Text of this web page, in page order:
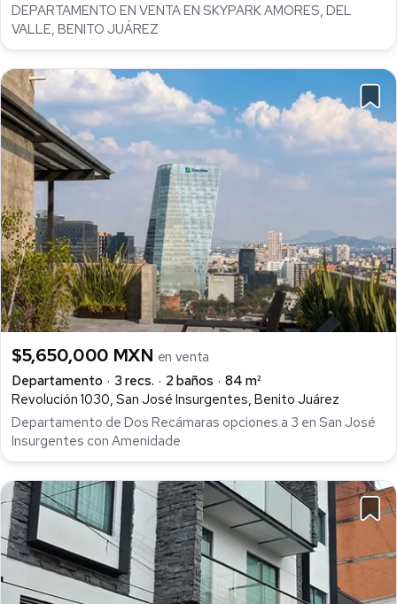
DEPARTAMENTO EN VENTA EN SKYPARK AMORES, DEL
VALLE, BENITO JUÁREZ
$5,650,000 MXN en venta
Departamento
3 recs. 2 baños
84 m²
Revolución 1030, San José Insurgentes, Benito Juárez
Departamento de Dos Recámaras opciones a 3 en San José
Insurgentes con Amenidade